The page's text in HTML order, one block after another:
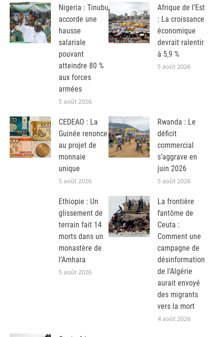
Nigeria : Tinubu
accorde une
hausse
salariale
pouvant
atteindre 80 %
aux forces
armées
5 août 2026
Afrique de l’Est
: La croissance
économique
devrait ralentir
à 5,9 %
5 août 2026
CEDEAO : La
Guinée renonce
au projet de
monnaie
unique
5 août 2026
Rwanda : Le
déficit
commercial
s’aggrave en
juin 2026
5 août 2026
Ethiopie : Un
glissement de
terrain fait 14
morts dans un
monastère de
l’Amhara
5 août 2026
La frontière
fantôme de
Ceuta :
Comment une
campagne de
désinformation
de l’Algérie
aurait envoyé
des migrants
vers la mort
4 août 2026